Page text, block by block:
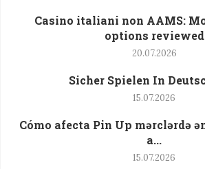
Casino italiani non AAMS:
options reviewed
20.07.2026
Sicher Spielen In
15.07.2026
Cómo afecta Pin Up mərclərdə
a...
15.07.2026